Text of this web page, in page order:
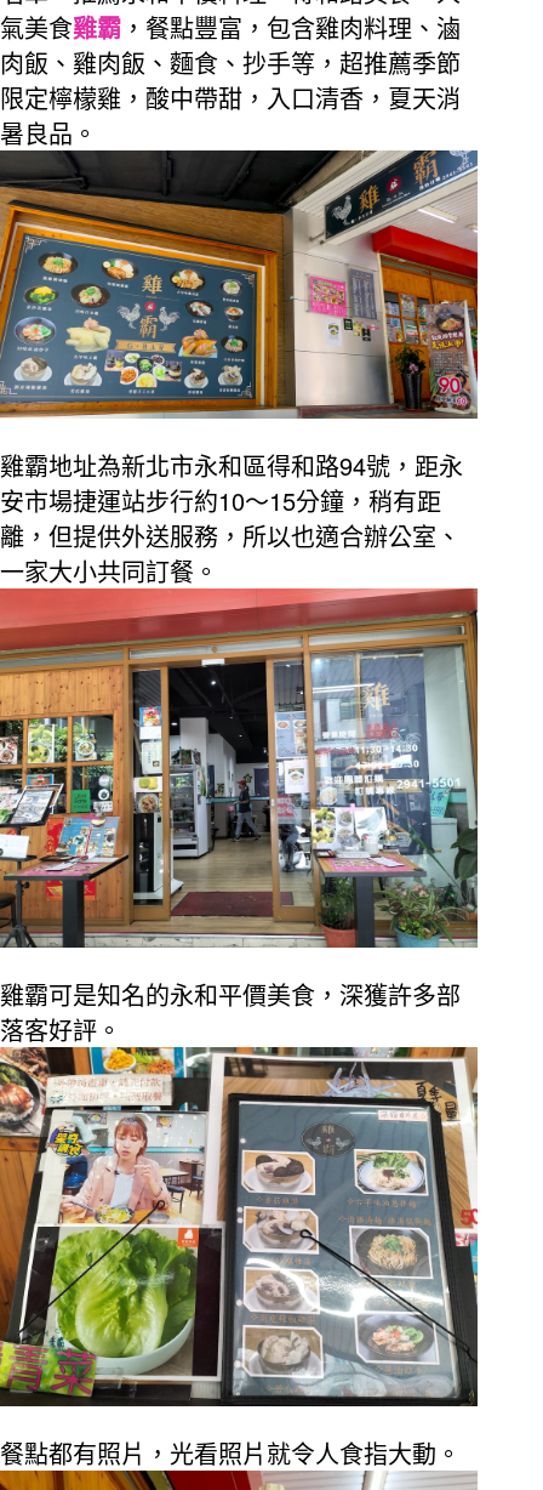
氣美食雞霸 ，餐點豐富，包含雞肉料理、滷
肉飯、雞肉飯、麵食、抄手等，超推薦季節
限定檸檬雞，酸中帶甜，入口清香，夏天消
暑良品。
雞霸地址為新北市永和區得和路94號，距永
安市場捷運站步行約10～15分鐘，稍有距
離，但提供外送服務，所以也適合辦公室、
一家大小共同訂餐。
雞霸可是知名的永和平價美食，深獲許多部
落客好評。
餐點都有照片，光看照片就令人食指大動。